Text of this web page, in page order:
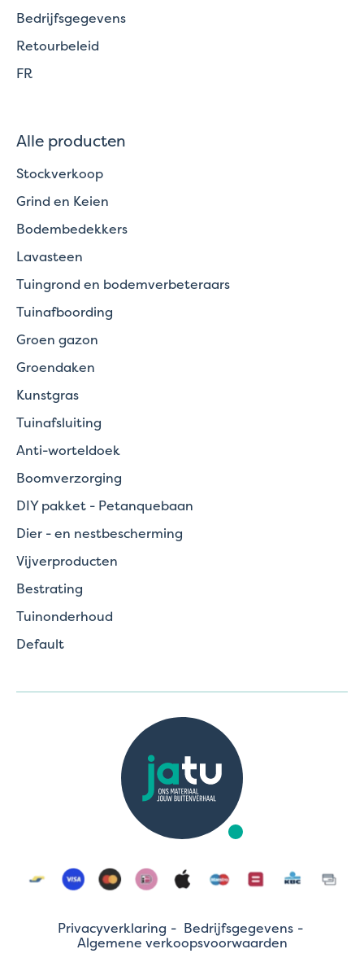
Bedrijfsgegevens
Retourbeleid
FR
Alle producten
Stockverkoop
Grind en Keien
Bodembedekkers
Lavasteen
Tuingrond en bodemverbeteraars
Tuinafboording
Groen gazon
Groendaken
Kunstgras
Tuinafsluiting
Anti-worteldoek
Boomverzorging
DIY pakket - Petanquebaan
Dier - en nestbescherming
Vijverproducten
Bestrating
Tuinonderhoud
Default
Privacyverklaring
Bedrijfsgegevens
Algemene verkoopsvoorwaarden